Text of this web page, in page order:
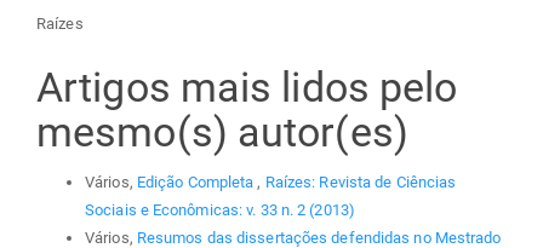
Raízes
Artigos mais lidos pelo
mesmo(s) autor(es)
Vários, Edição Completa, Raízes: Revista de Ciências
Sociais e Econômicas: v. 33 n. 2 (2013)
Vários, Resumos das dissertações defendidas no Mestrado